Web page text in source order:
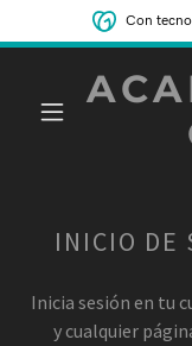
Con
INICIO DE
Inicia sesión en tu
y cualquier